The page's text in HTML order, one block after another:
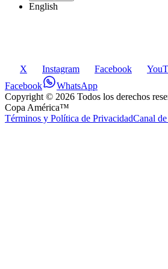
English
X Instagram Facebook
Facebook
WhatsApp
Copyright © 2026 Todos los derechos
Copa América™
Términos y Política de PrivacidadCanal